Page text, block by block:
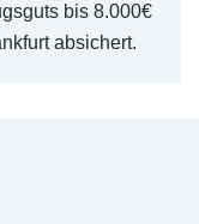
bis 8.000€
absichert.